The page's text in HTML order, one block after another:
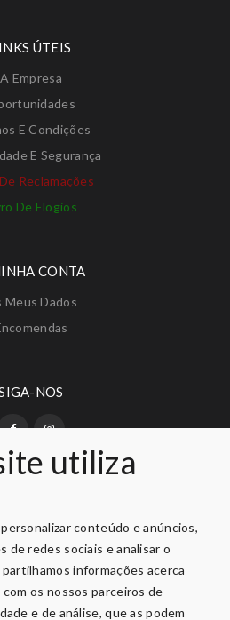
utiliza
conteúdo e anúncios,
de redes sociais e analisar o
informações acerca
os nossos parceiros de
e de análise, que as podem
ÚTEIS
A Empresa
E Condições
E Segurança
Reclamações
De Elogios
CONTA
Meus Dados
NOS
SEGURO